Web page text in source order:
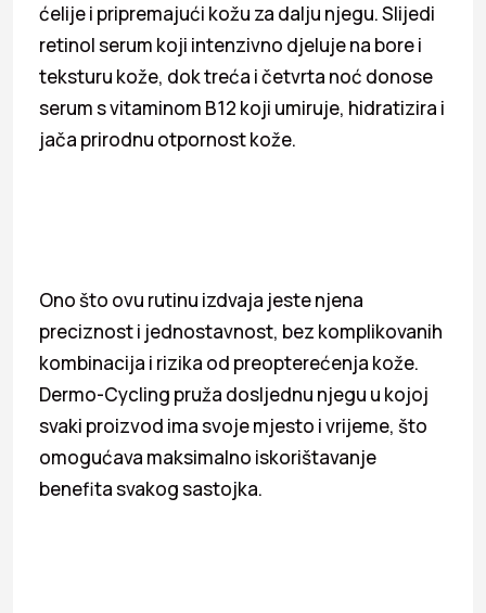
ćelije i pripremajući kožu za dalju njegu. Slijedi
retinol serum koji intenzivno djeluje na bore i
teksturu kože, dok treća i četvrta noć donose
serum s vitaminom B12 koji umiruje, hidratizira i
jača prirodnu otpornost kože.
Ono što ovu rutinu izdvaja jeste njena
preciznost i jednostavnost, bez komplikovanih
kombinacija i rizika od preopterećenja kože.
Dermo-Cycling pruža dosljednu njegu u kojoj
svaki proizvod ima svoje mjesto i vrijeme, što
omogućava maksimalno iskorištavanje
benefita svakog sastojka.